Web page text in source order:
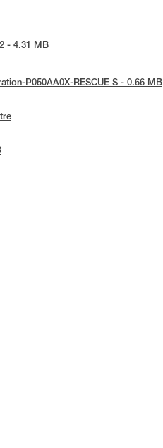
- 4.31 MB
P050AA0X-RESCUE S - 0.66 MB